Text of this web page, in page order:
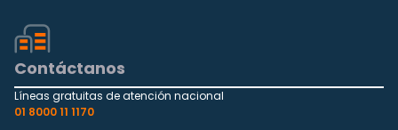
Contáctanos
Líneas gratuitas de atención nacional
01 8000 11 1170